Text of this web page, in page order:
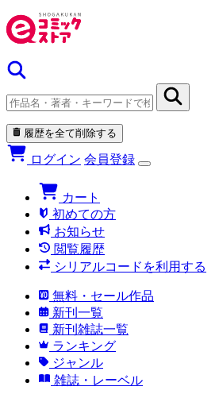
履歴を全て削除する
ログイン 会員登録
カート
初めての方
お知らせ
閲覧履歴
シリアルコードを利用する
無料・セール作品
新刊一覧
新刊雑誌一覧
ランキング
ジャンル
雑誌・レーベル